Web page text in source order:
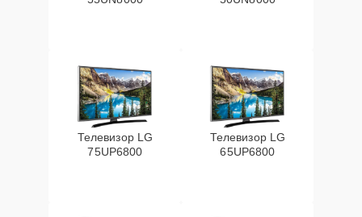
Телевизор LG
75UP6800
Телевизор LG
65UP6800